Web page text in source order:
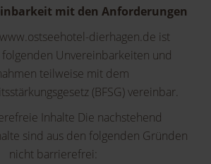
mit den Anforderungen
dierhagen.de ist
Unvereinbarkeiten und
teilweise mit dem
(BFSG) vereinbar.
Inhalte Die nachstehend
sind aus den folgenden Gründen
nicht barrierefrei: